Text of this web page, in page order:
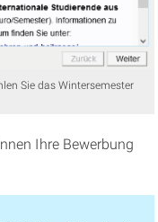
Sie das Wintersemester
Ihre Bewerbung